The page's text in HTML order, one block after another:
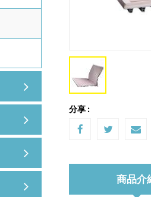
分享 :
商品介